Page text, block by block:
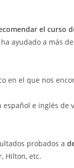
el curso
ayudado a más
en el que nos
e inglés
probados a
Hilton, etc.